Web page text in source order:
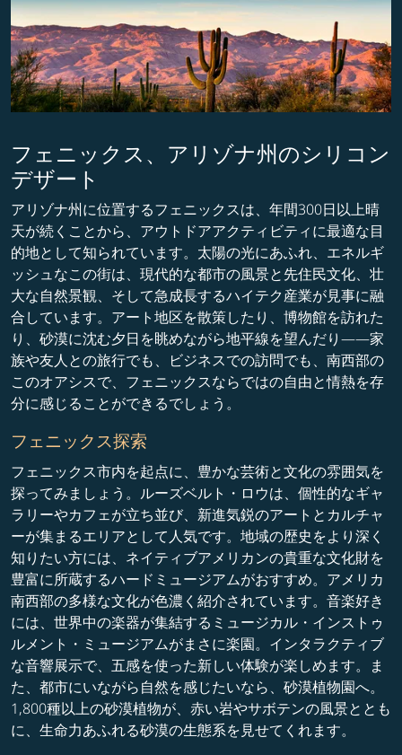
フェニックス、アリゾナ州のシリコン
デザート
アリゾナ州に位置するフェニックスは、年間300日以上晴
天が続くことから、アウトドアアクティビティに最適な目
的地として知られています。太陽の光にあふれ、エネルギ
ッシュなこの街は、現代的な都市の風景と先住民文化、壮
大な自然景観、そして急成長するハイテク産業が見事に融
合しています。アート地区を散策したり、博物館を訪れた
り、砂漠に沈む夕日を眺めながら地平線を望んだり――家
族や友人との旅行でも、ビジネスでの訪問でも、南西部の
このオアシスで、フェニックスならではの自由と情熱を存
分に感じることができるでしょう。
フェニックス探索
フェニックス市内を起点に、豊かな芸術と文化の雰囲気を
探ってみましょう。ルーズベルト・ロウは、個性的なギャ
ラリーやカフェが立ち並び、新進気鋭のアートとカルチャ
ーが集まるエリアとして人気です。地域の歴史をより深く
知りたい方には、ネイティブアメリカンの貴重な文化財を
豊富に所蔵するハードミュージアムがおすすめ。アメリカ
南西部の多様な文化が色濃く紹介されています。音楽好き
には、世界中の楽器が集結するミュージカル・インストゥ
ルメント・ミュージアムがまさに楽園。インタラクティブ
な音響展示で、五感を使った新しい体験が楽しめます。ま
た、都市にいながら自然を感じたいなら、砂漠植物園へ。
1,800種以上の砂漠植物が、赤い岩やサボテンの風景ととも
に、生命力あふれる砂漠の生態系を見せてくれます。